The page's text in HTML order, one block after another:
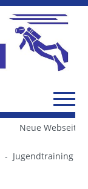
Neue Webseite
- Jugendtraining